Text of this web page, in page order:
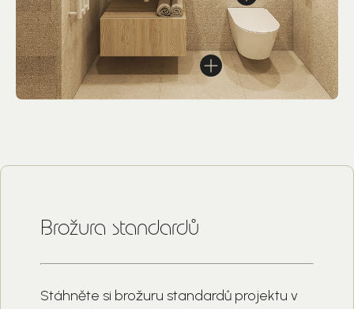
Brožura standardů
Stáhněte si brožuru standardů projektu v